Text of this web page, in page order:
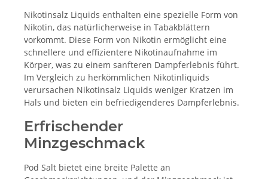
Nikotinsalz Liquids enthalten eine spezielle Form von
Nikotin, das natürlicherweise in Tabakblättern
vorkommt. Diese Form von Nikotin ermöglicht eine
schnellere und effizientere Nikotinaufnahme im
Körper, was zu einem sanfteren Dampferlebnis führt.
Im Vergleich zu herkömmlichen Nikotinliquids
verursachen Nikotinsalz Liquids weniger Kratzen im
Hals und bieten ein befriedigenderes Dampferlebnis.
Erfrischender
Minzgeschmack
Pod Salt bietet eine breite Palette an